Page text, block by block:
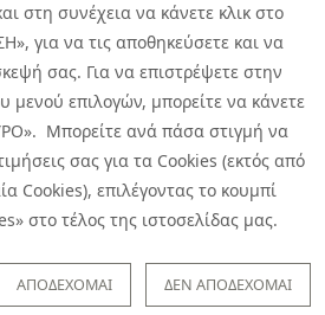
στη συνέχεια να κάνετε κλικ στο
για να τις αποθηκεύσετε και να
σας. Για να επιστρέψετε στην
μενού επιλογών, μπορείτε να κάνετε
Μπορείτε ανά πάσα στιγμή να
σας για τα Cookies (εκτός από
Cookies), επιλέγοντας το κουμπί
στο τέλος της ιστοσελίδας μας.
ΔΕΝ ΑΠΟΔΕΧΟΜΑΙ
ΑΠΟΔΕΧΟΜΑΙ
επιφύλαξη κάθε νόμιμου δικαιώματος.
Προτιμήσεις Cookies | Όροι Χρήσης
ενημερωθείτε σχετικά με την επεξεργασία
δεδομένων πατήστεεδώ.
Ειδική Δήλωση Απορρήτου Υποβολής